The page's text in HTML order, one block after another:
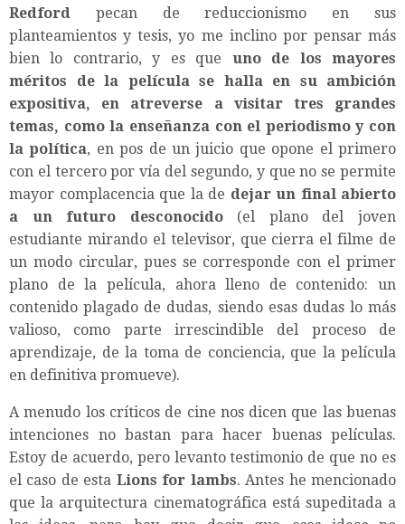
Redford pecan de reduccionismo en sus
planteamientos y tesis, yo me inclino por pensar más
bien lo contrario, y es que uno de los mayores
méritos de la película se halla en su ambición
expositiva, en atreverse a visitar tres grandes
temas, como la enseñanza con el periodismo y con
la política, en pos de un juicio que opone el primero
con el tercero por vía del segundo, y que no se permite
mayor complacencia que la de dejar un final abierto
a un futuro desconocido(el plano del joven
estudiante mirando el televisor, que cierra el filme de
un modo circular, pues se corresponde con el primer
plano de la película, ahora lleno de contenido: un
contenido plagado de dudas, siendo esas dudas lo más
valioso, como parte irrescindible del proceso de
aprendizaje, de la toma de conciencia, que la película
en definitiva promueve).
A menudo los críticos de cine nos dicen que las buenas
intenciones no bastan para hacer buenas películas.
Estoy de acuerdo, pero levanto testimonio de que no es
el caso de esta Lions for lambs. Antes he mencionado
que la arquitectura cinematográfica está supeditada a